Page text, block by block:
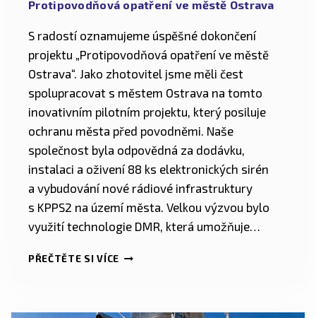
Protipovodňová opatření ve městě Ostrava
S radostí oznamujeme úspěšné dokončení
projektu „Protipovodňová opatření ve městě
Ostrava“. Jako zhotovitel jsme měli čest
spolupracovat s městem Ostrava na tomto
inovativním pilotním projektu, který posiluje
ochranu města před povodněmi. Naše
společnost byla odpovědná za dodávku,
instalaci a oživení 88 ks elektronických sirén
a vybudování nové rádiové infrastruktury
s KPPS2 na území města. Velkou výzvou bylo
využití technologie DMR, která umožňuje…
PŘEČTĚTE SI VÍCE